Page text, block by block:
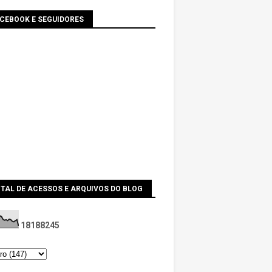
E SEGUIDORES
DE ACESSOS E ARQUIVOS DO BLOG
1 81 88245